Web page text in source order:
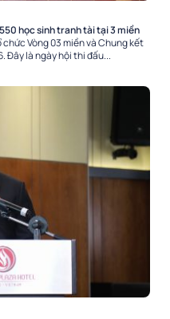
học sinh tranh tài tại 3 miền
Vòng 03 miền và Chung kết
Đây là ngày hội thi đấu...